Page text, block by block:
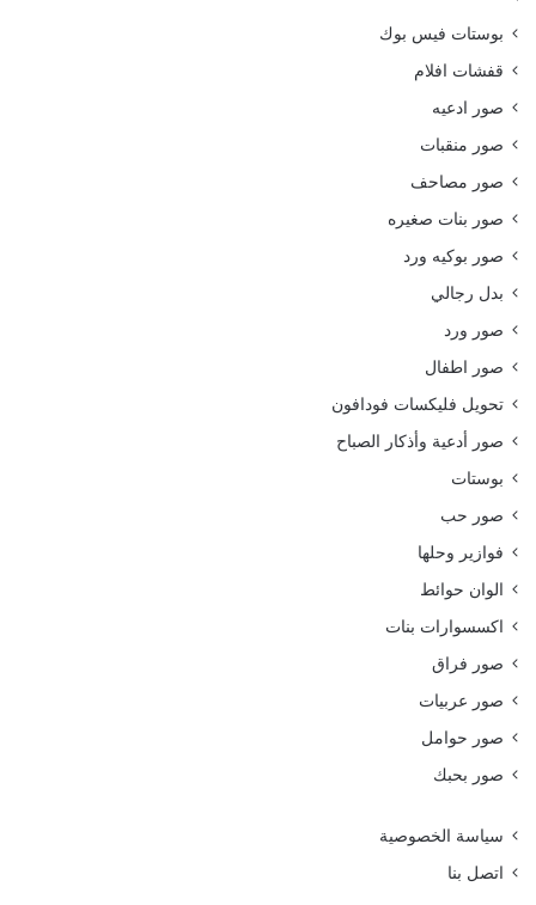
بوستات فيس بوك
قفشات افلام
صور ادعيه
صور منقبات
صور مصاحف
صور بنات صغيره
صور بوكيه ورد
بدل رجالي
صور ورد
صور اطفال
تحويل فليكسات فودافون
صور أدعية وأذكار الصباح
بوستات
صور حب
فوازير وحلها
الوان حوائط
اكسسوارات بنات
صور فراق
صور عربيات
صور حوامل
صور بحبك
سياسة الخصوصية
اتصل بنا